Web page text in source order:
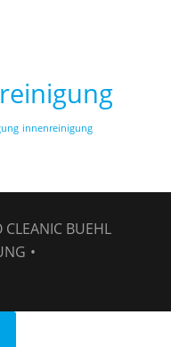
innenreinigung
CLEANIC BUEHL
•